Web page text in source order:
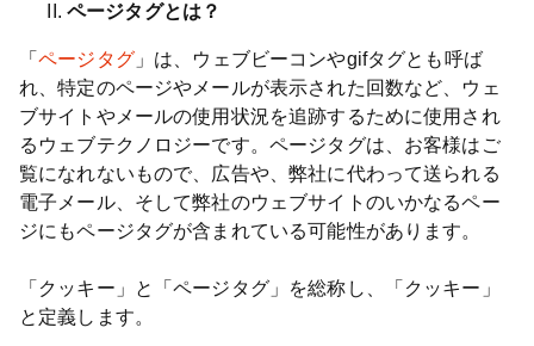
ページタグとは？
「ページタグ」は、ウェブビーコンやgifタグとも呼ば
れ、特定のページやメールが表示された回数など、ウェ
ブサイトやメールの使用状況を追跡するために使用され
るウェブテクノロジーです。ページタグは、お客様はご
覧になれないもので、広告や、弊社に代わって送られる
電子メール、そして弊社のウェブサイトのいかなるペー
ジにもページタグが含まれている可能性があります。
「クッキー」と「ページタグ」を総称し、「クッキー」
と定義します。